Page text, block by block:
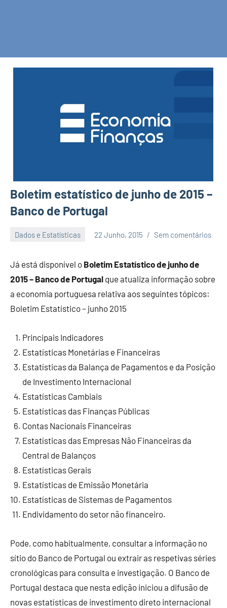
Boletim estatístico de junho de 2015 –
Banco de Portugal
Dados e Estatísticas 22 Junho, 2015
Finanças
Sem comentários
Já está disponível o Boletim Estatístico de junho de
2015 – Banco de Portugal que atualiza informação sobre
a economia portuguesa relativa aos seguintes tópicos:
Boletim Estatístico – junho 2015
Principais Indicadores
Estatísticas Monetárias e Financeiras
Estatísticas da Balança de Pagamentos e da Posição
de Investimento Internacional
Estatísticas Cambiais
Estatísticas das Finanças Públicas
Contas Nacionais Financeiras
Estatísticas das Empresas Não Financeiras da
Central de Balanços
Estatísticas Gerais
Estatísticas de Emissão Monetária
Estatísticas de Sistemas de Pagamentos
Endividamento do setor não financeiro.
Pode, como habitualmente, consultar a informação no
sítio do Banco de Portugal ou extrair as respetivas séries
cronológicas para consulta e investigação. O Banco de
Portugal destaca que nesta edição iniciou a difusão de
novas estatísticas de investimento direto internacional